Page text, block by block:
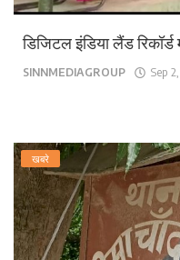
डिजिटल इंडिया लैंड रिकॉर्ड
SINNMEDIAGROUP Sep
खबरे